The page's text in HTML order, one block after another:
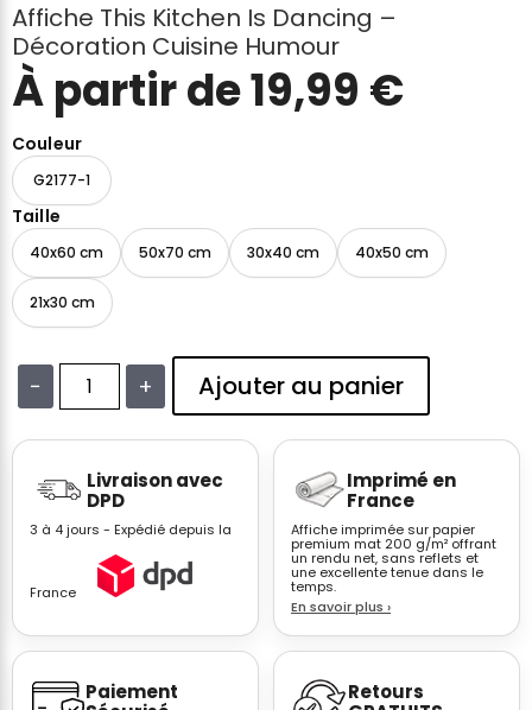
Affiche This Kitchen Is Dancing –
Décoration Cuisine Humour
À partir de19,99 €
Couleur
G2177-1
Taille
40x60 cm 50x70 cm 30x40 cm 40x50 cm
21x30 cm
−
Affiche
This
Kitchen
Décoration
Cuisine
Humour
+ Ajouter au panier
Livraison avec
DPD
3 à 4 jours - Expédié depuis la
France
Imprimé en
France
Affiche imprimée sur papier
premium mat 200 g/m² offrant
un rendu net, sans reflets et
une excellente tenue dans le
temps.
En savoir plus ›
Paiement
Retours